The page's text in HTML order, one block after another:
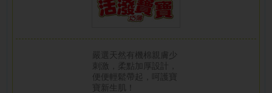
嚴選天然有機棉親膚少
刺激，柔點加厚設計，
便便輕鬆帶起，呵護寶
寶新生肌！